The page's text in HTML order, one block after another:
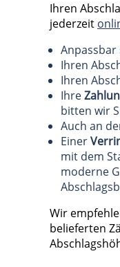
Ihren
jederzeit
Anpassbar
Ihren
Ihren
Ihre
bitten wir
Auch an
Einer
mit dem
moderne
Wir
belieferten